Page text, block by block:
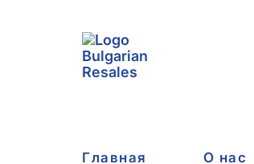
Главная О нас